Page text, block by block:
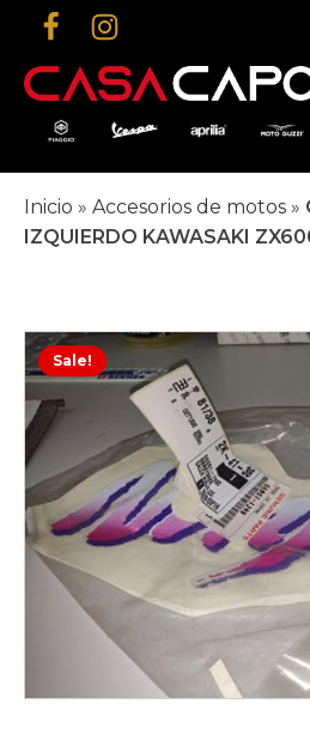
Inicio » Accesorios de motos »
IZQUIERDO KAWASAKI
Sale!